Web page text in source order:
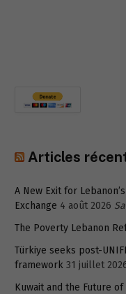
Articles
A New Exit for
Exchange 4 août 2026
The Poverty Lebanon
Türkiye seeks post-
framework 31 juillet
Kuwait and the Future